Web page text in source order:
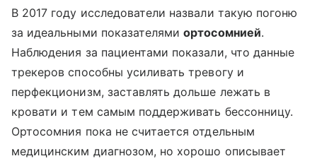
В 2017 году исследователи назвали такую погоню
за идеальными показателямиортосомнией.
Наблюдения за пациентами показали, что данные
трекеров способны усиливать тревогу и
перфекционизм, заставлять дольше лежать в
кровати и тем самым поддерживать бессонницу.
Ортосомния пока не считается отдельным
медицинским диагнозом, но хорошо описывает